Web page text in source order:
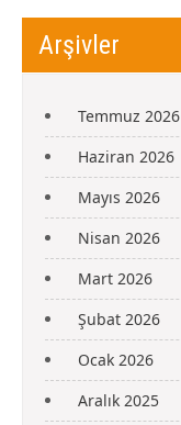
Arşivler
Temmuz 2026
Haziran 2026
Mayıs 2026
Nisan 2026
Mart 2026
Şubat 2026
Ocak 2026
Aralık 2025